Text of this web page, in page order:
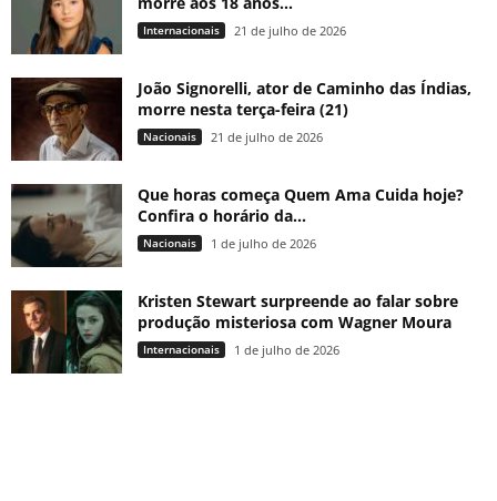
Internacionais 21 de julho de 2026
João Signorelli, ator de Caminho das Índias,
morre nesta terça-feira (21)
Nacionais 21 de julho de 2026
Que horas começa Quem Ama Cuida hoje?
Confira o horário da...
Nacionais 1 de julho de 2026
Kristen Stewart surpreende ao falar sobre
produção misteriosa com Wagner Moura
Internacionais 1 de julho de 2026